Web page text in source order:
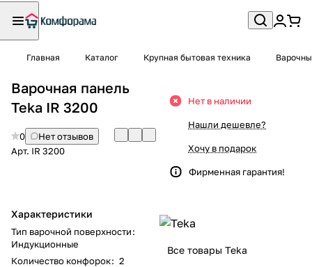
Главная Каталог Крупная бытовая техника
Варочная панель
Teka IR 3200
0
Нет отзывов
Арт. IR 3200
Характеристики
Тип варочной поверхности:
Индукционные
Количество конфорок: 2
Нет в наличии
Нашли дешевле?
Хочу в подарок
Фирменная гарантия!
Все товары Teka